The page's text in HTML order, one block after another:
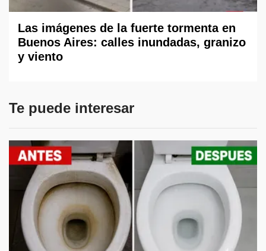
Las imágenes de la fuerte tormenta en
Buenos Aires: calles inundadas, granizo
y viento
Te puede interesar